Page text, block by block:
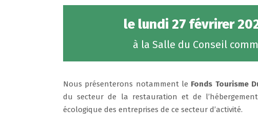
le lundi 27 févrirer
à la Salle du Conseil
Nous présenterons notamment le Fonds Tourisme
du secteur de la restauration et de
écologique des entreprises de ce secteur d’activité.